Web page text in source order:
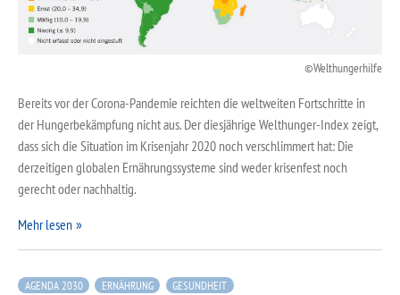
Welthungerhilfe
Bereits vor der Corona-Pandemie reichten die weltweiten Fortschritte in
der Hungerbekämpfung nicht aus. Der diesjährige Welthunger-Index zeigt,
dass sich die Situation im Krisenjahr 2020 noch verschlimmert hat: Die
derzeitigen globalen Ernährungssysteme sind weder krisenfest noch
gerecht oder nachhaltig.
Mehr lesen
AGENDA 2030 ERNÄHRUNG GESUNDHEIT